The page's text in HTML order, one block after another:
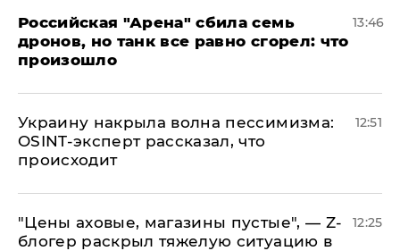
​Российская "Арена" сбила семь
дронов, но танк все равно сгорел: что
произошло
13:46
​Украину накрыла волна пессимизма:
OSINT-эксперт рассказал, что
происходит
12:51
​"Цены аховые, магазины пустые", — Z-
блогер раскрыл тяжелую ситуацию в
12:25